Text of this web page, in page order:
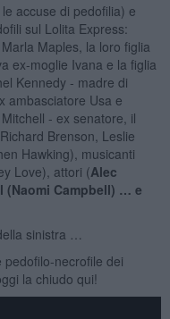
accuse di pedofilia) e
sul Lolita Express:
Maples, la loro figlia
ex-moglie Ivana e la figlia
Kennedy - madre di
ambasciatore Usa e
- ex senatore, il
Brenson, Leslie
Hawking), musicanti
Love), attori (Alec
(Naomi Campbell) … e
sinistra …
pedofilo-necrofile dei
la chiudo qui!